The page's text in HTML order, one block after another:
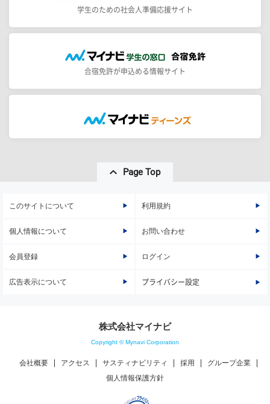
学生のための社会人準備応援サイト
合宿免許が申込める情報サイト
Page Top
このサイトについて 利用規約
個人情報について お問い合わせ
会員登録 ログイン
広告表示について プライバシー設定
株式会社マイナビ
Copyright © Mynavi Corporation
会社概要 アクセス サスティナビリティ 採用
グループ企業
個人情報保護方針